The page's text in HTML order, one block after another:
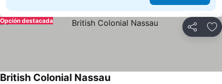
Compartir
Opción destacada
British Colonial Nassau